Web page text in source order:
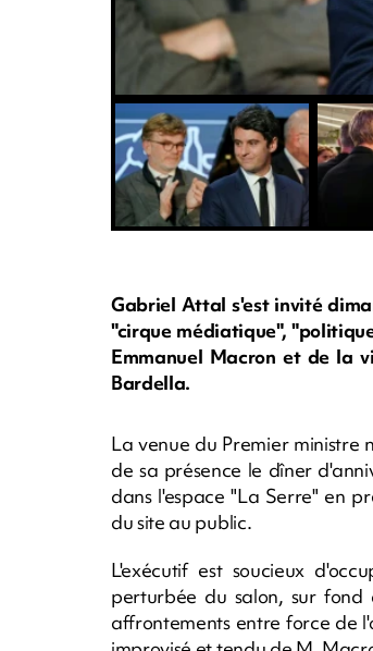
Gabriel Attal s'est invité
"cirque médiatique",
Emmanuel Macron et de la
Bardella.
La venue du Premier
de sa présence le dîner
dans l'espace "La Serre" en
du site au public.
L'exécutif est soucieux
perturbée du salon, sur fond
affrontements entre force de